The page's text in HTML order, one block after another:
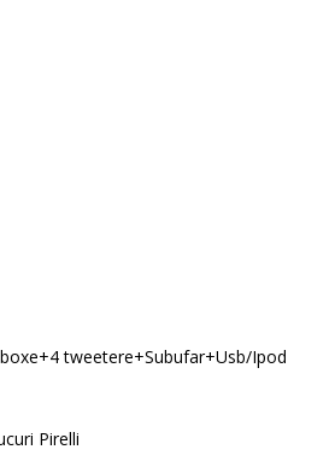
tweetere+Subufar+Usb/Ipod
Pirelli